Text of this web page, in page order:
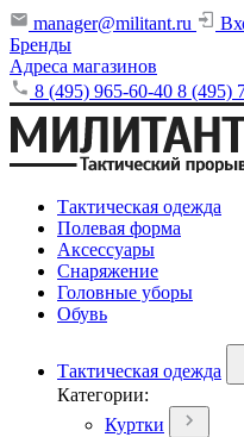
manager@militant.ru
Бренды
Адреса магазинов
8 (495) 965-60-40 8 (495)
Тактическая одежда
Полевая форма
Аксессуары
Снаряжение
Головные уборы
Обувь
Тактическая одежда
Категории:
Куртки